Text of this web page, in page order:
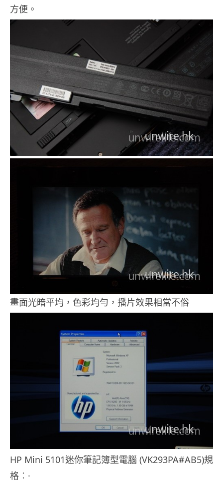
方便。
畫面光暗平均，色彩均勻，播片效果相當不俗
HP Mini 5101迷你筆記簿型電腦 (VK293PA#AB5)規
格︰·